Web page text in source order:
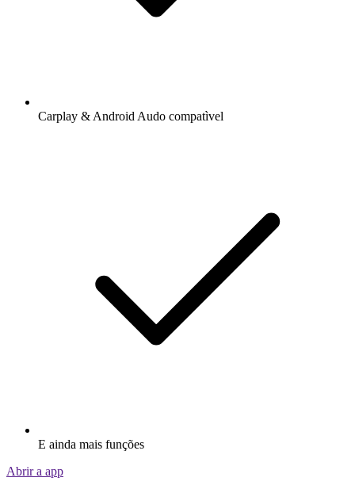
Carplay & Android Audo compatìvel
E ainda mais funções
Abrir a app